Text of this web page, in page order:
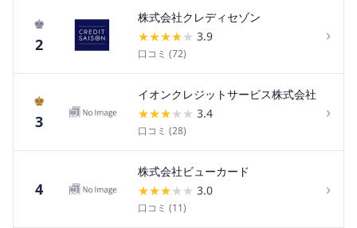
♚
2
株式会社クレディセゾン
★★★★★ 3.9
口コミ (72)
›
♚
3
イオンクレジットサービス株式会社
★★★★ ★ 3.4
口コミ (28)
›
4
株式会社ビューカード
★★★★ ★ 3.0
口コミ (11)
›